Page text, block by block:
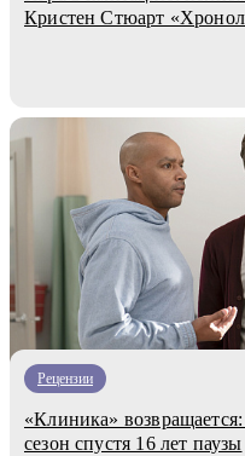
Кристен Стюарт
Рецензии
«Клиника»
сезон спустя 16 лет паузы